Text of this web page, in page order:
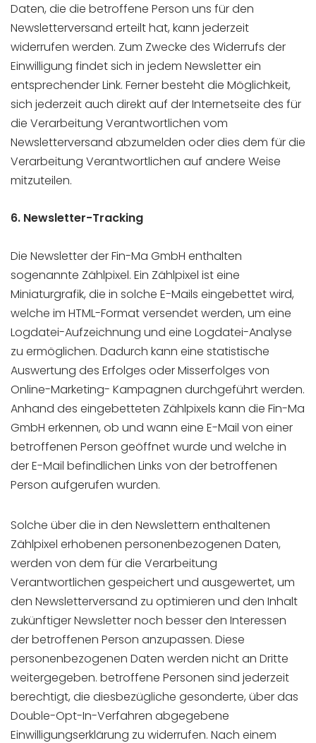
Daten, die die betroffene Person uns für den
Newsletterversand erteilt hat, kann jederzeit
widerrufen werden. Zum Zwecke des Widerrufs der
Einwilligung findet sich in jedem Newsletter ein
entsprechender Link. Ferner besteht die Möglichkeit,
sich jederzeit auch direkt auf der Internetseite des für
die Verarbeitung Verantwortlichen vom
Newsletterversand abzumelden oder dies dem für die
Verarbeitung Verantwortlichen auf andere Weise
mitzuteilen.
6. Newsletter-Tracking
Die Newsletter der Fin-Ma GmbH enthalten
sogenannte Zählpixel. Ein Zählpixel ist eine
Miniaturgrafik, die in solche E-Mails eingebettet wird,
welche im HTML-Format versendet werden, um eine
Logdatei-Aufzeichnung und eine Logdatei-Analyse
zu ermöglichen. Dadurch kann eine statistische
Auswertung des Erfolges oder Misserfolges von
Online-Marketing- Kampagnen durchgeführt werden.
Anhand des eingebetteten Zählpixels kann die Fin-Ma
GmbH erkennen, ob und wann eine E-Mail von einer
betroffenen Person geöffnet wurde und welche in
der E-Mail befindlichen Links von der betroffenen
Person aufgerufen wurden.
Solche über die in den Newslettern enthaltenen
Zählpixel erhobenen personenbezogenen Daten,
werden von dem für die Verarbeitung
Verantwortlichen gespeichert und ausgewertet, um
den Newsletterversand zu optimieren und den Inhalt
zukünftiger Newsletter noch besser den Interessen
der betroffenen Person anzupassen. Diese
personenbezogenen Daten werden nicht an Dritte
weitergegeben. betroffene Personen sind jederzeit
berechtigt, die diesbezügliche gesonderte, über das
Double-Opt-In-Verfahren abgegebene
Einwilligungserklärung zu widerrufen. Nach einem